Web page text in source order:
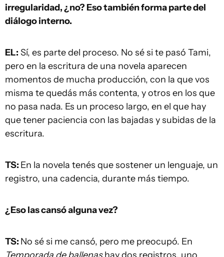
irregularidad, ¿no? Eso también forma parte del
diálogo interno.
EL: Sí, es parte del proceso. No sé si te pasó Tami,
pero en la escritura de una novela aparecen
momentos de mucha producción, con la que vos
misma te quedás más contenta, y otros en los que
no pasa nada. Es un proceso largo, en el que hay
que tener paciencia con las bajadas y subidas de la
escritura.
TS: En la novela tenés que sostener un lenguaje, un
registro, una cadencia, durante más tiempo.
¿Eso las cansó alguna vez?
TS: No sé si me cansó, pero me preocupó. En